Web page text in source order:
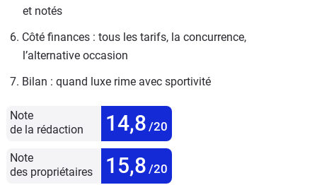
et notés
6. Côté finances : tous les tarifs, la concurrence,
l’alternative occasion
7. Bilan : quand luxe rime avec sportivité
Note
de la rédaction
14,8 /20
Note
des propriétaires
15,8 /20